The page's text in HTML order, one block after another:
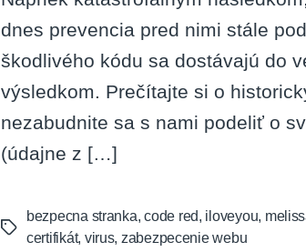
dnes prevencia pred nimi stále
škodlivého kódu sa dostávajú do
výsledkom. Prečítajte si o
nezabudnite sa s nami podeliť o
(údajne z […]
Tags
bezpecna stranka,code red, iloveyou,
certifikát, virus, zabezpecenie webu